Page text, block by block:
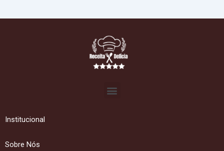
Menu
Institucional
Sobre Nós